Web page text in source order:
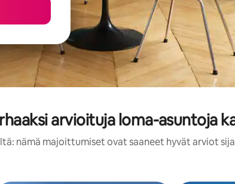
arvioituja loma-asuntoja
nämä majoittumiset ovat saaneet hyvät arviot